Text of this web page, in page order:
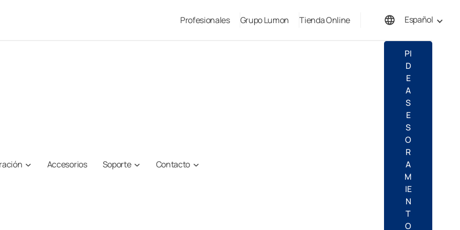
Profesionales Grupo Lumon Tienda Online
Español
Accesorios Soporte Contacto
PI
D
E
A
S
E
S
O
R
A
M
IE
N
T
O